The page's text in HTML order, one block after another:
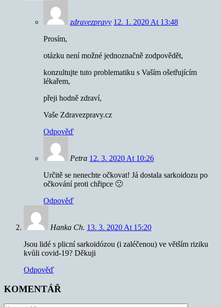
zdravezpravy 12. 1. 2020 At 13:48
Prosím,
otázku není možné jednoznačně zodpovědět,
konzultujte tuto problematiku s Vaším ošetřujícím
lékařem,
přeji hodně zdraví,
Vaše Zdravezpravy.cz
Odpověď
Petra 12. 3. 2020 At 10:26
Určitě se nenechte očkovat! Já dostala sarkoidozu po
očkování proti chřipce 🙁
Odpověď
Hanka Ch. 13. 3. 2020 At 15:20
Jsou lidé s plicní sarkoidózou (i zaléčenou) ve větším riziku
kvůli covid-19? Děkuji
Odpověď
KOMENTÁŘ